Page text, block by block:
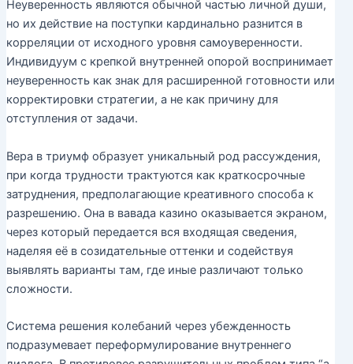
Неуверенность являются обычной частью личной души,
но их действие на поступки кардинально разнится в
корреляции от исходного уровня самоуверенности.
Индивидуум с крепкой внутренней опорой воспринимает
неуверенность как знак для расширенной готовности или
корректировки стратегии, а не как причину для
отступления от задачи.
Вера в триумф образует уникальный род рассуждения,
при когда трудности трактуются как краткосрочные
затруднения, предполагающие креативного способа к
разрешению. Она в вавада казино оказывается экраном,
через который передается вся входящая сведения,
наделяя её в созидательные оттенки и содействуя
выявлять варианты там, где иные различают только
сложности.
Система решения колебаний через убежденность
подразумевает переформулирование внутреннего